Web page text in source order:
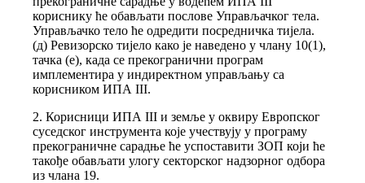
кориснику ће обављати послове Управљачког тела.
Управљачко тело ће одредити посредничка тијела.
(д) Ревизорско тијело како је наведено у члану 10(1),
тачка (е), када се прекогранични програм
имплементира у индиректном управљању са
корисником ИПА III.
2. Корисници ИПА III и земље у оквиру Европског
суседског инструмента које учествују у програму
прекограничне сарадње ће успоставити ЗОП који ће
такође обављати улогу секторског надзорног одбора
из члана 19.